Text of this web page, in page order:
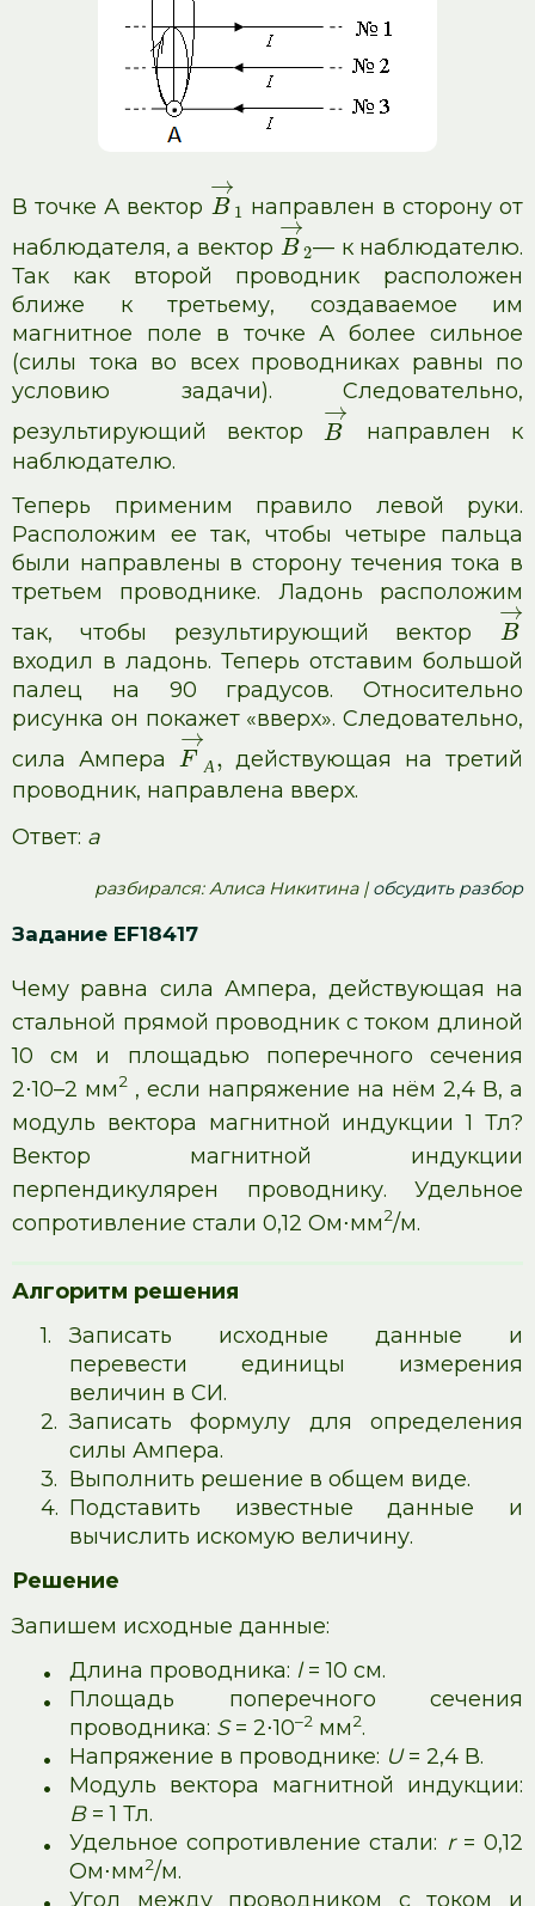
В точке А вектор
→
B 1 направлен в сторону от
наблюдателя, а вектор
→
B 2— к наблюдателю.
Так как второй проводник расположен
ближе к третьему, создаваемое им
магнитное поле в точке А более сильное
(силы тока во всех проводниках равны по
условию задачи). Следовательно,
результирующий вектор
→
B
направлен к
наблюдателю.
Теперь применим правило левой руки.
Расположим ее так, чтобы четыре пальца
были направлены в сторону течения тока в
третьем проводнике. Ладонь расположим
так, чтобы результирующий вектор
→
B
входил в ладонь. Теперь отставим большой
палец на 90 градусов. Относительно
рисунка он покажет «вверх». Следовательно,
сила Ампера
→
F А, действующая на третий
проводник, направлена вверх.
Ответ: а
pазбирался: Алиса Никитина |обсудить разбор
Задание EF18417
Чему равна сила Ампера, действующая на
стальной прямой проводник с током длиной
10 см и площадью поперечного сечения
2⋅10–2 мм2 , если напряжение на нём 2,4 В, а
модуль вектора магнитной индукции 1 Тл?
Вектор магнитной индукции
перпендикулярен проводнику. Удельное
сопротивление стали 0,12 Ом⋅мм2/м.
Алгоритм решения
1.
Записать исходные данные и
перевести единицы измерения
величин в СИ.
2. Записать формулу для определения
силы Ампера.
3. Выполнить решение в общем виде.
4. Подставить известные данные и
вычислить искомую величину.
Решение
Запишем исходные данные:
• Длина проводника: l= 10 см.
•
Площадь поперечного сечения
проводника: S= 2⋅10–2 мм2.
• Напряжение в проводнике: U= 2,4 В.
•
Модуль вектора магнитной индукции:
B= 1 Тл.
• Удельное сопротивление стали: r = 0,12
Ом⋅мм2/м.
Угол между проводником с током и